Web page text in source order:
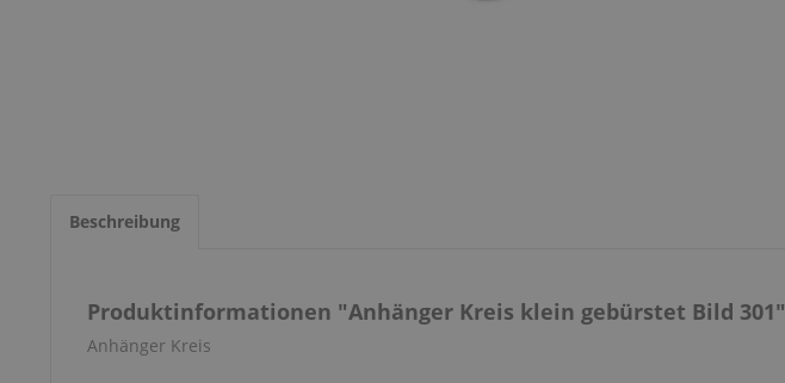
Beschreibung
Produktinformationen "Anhänger Kreis klein gebürstet Bild 301"
Anhänger Kreis